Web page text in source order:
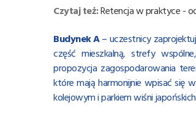
Czytaj też:Retencja w praktyce -
Budynek A– uczestnicy
część mieszkalną, strefy
propozycja zagospodarowania
które mają harmonijnie wpisać się
kolejowym i parkiem wiśni